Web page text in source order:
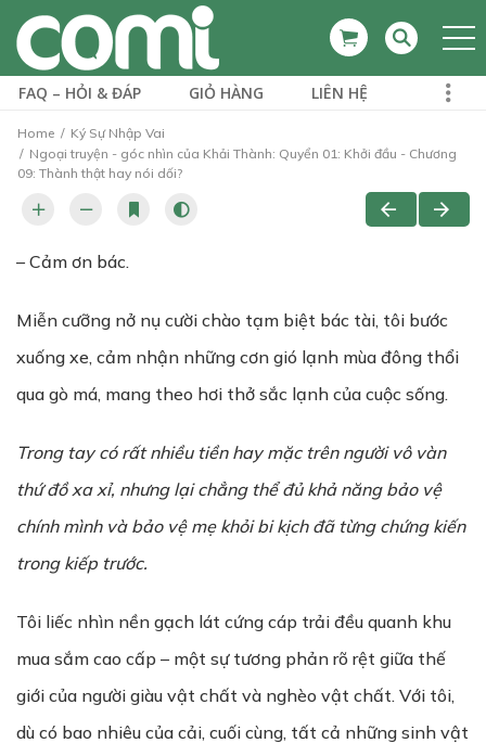
FAQ – HỎI & ĐÁP GIỎ HÀNG LIÊN HỆ
Home
Ký Sự Nhập Vai
Ngoại truyện - góc nhìn của Khải Thành: Quyển 01: Khởi đầu - Chương
09: Thành thật hay nói dối?
– Cảm ơn bác.
Miễn cưỡng nở nụ cười chào tạm biệt bác tài, tôi bước
xuống xe, cảm nhận những cơn gió lạnh mùa đông thổi
qua gò má, mang theo hơi thở sắc lạnh của cuộc sống.
Trong tay có rất nhiều tiền hay mặc trên người vô vàn
thứ đồ xa xỉ, nhưng lại chẳng thể đủ khả năng bảo vệ
chính mình và bảo vệ mẹ khỏi bi kịch đã từng chứng kiến
trong kiếp trước.
Tôi liếc nhìn nền gạch lát cứng cáp trải đều quanh khu
mua sắm cao cấp – một sự tương phản rõ rệt giữa thế
giới của người giàu vật chất và nghèo vật chất. Với tôi,
dù có bao nhiêu của cải, cuối cùng, tất cả những sinh vật